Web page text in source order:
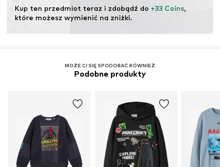
pochodzących z recyklingu może zmniejszyć
zapotrzebowanie na surowce, uniknąć odpadów i chronić
zasoby naturalne.
Kup ten przedmiot teraz i zdobądź do +33 Coins,
które możesz wymienić na zniżki.
MOŻE CI SIĘ SPODOBAĆ RÓWNIEŻ
Podobne produkty